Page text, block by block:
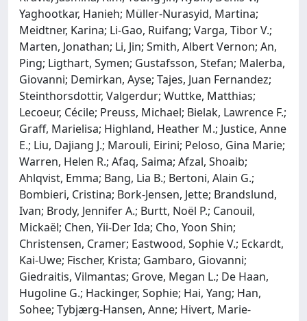
Yaghootkar, Hanieh; Müller-Nurasyid, Martina;
Meidtner, Karina; Li-Gao, Ruifang; Varga, Tibor V.;
Marten, Jonathan; Li, Jin; Smith, Albert Vernon; An,
Ping; Ligthart, Symen; Gustafsson, Stefan; Malerba,
Giovanni; Demirkan, Ayse; Tajes, Juan Fernandez;
Steinthorsdottir, Valgerdur; Wuttke, Matthias;
Lecoeur, Cécile; Preuss, Michael; Bielak, Lawrence F.;
Graff, Marielisa; Highland, Heather M.; Justice, Anne
E.; Liu, Dajiang J.; Marouli, Eirini; Peloso, Gina Marie;
Warren, Helen R.; Afaq, Saima; Afzal, Shoaib;
Ahlqvist, Emma; Bang, Lia B.; Bertoni, Alain G.;
Bombieri, Cristina; Bork-Jensen, Jette; Brandslund,
Ivan; Brody, Jennifer A.; Burtt, Noël P.; Canouil,
Mickaël; Chen, Yii-Der Ida; Cho, Yoon Shin;
Christensen, Cramer; Eastwood, Sophie V.; Eckardt,
Kai-Uwe; Fischer, Krista; Gambaro, Giovanni;
Giedraitis, Vilmantas; Grove, Megan L.; De Haan,
Hugoline G.; Hackinger, Sophie; Hai, Yang; Han,
Sohee; Tybjærg-Hansen, Anne; Hivert, Marie-